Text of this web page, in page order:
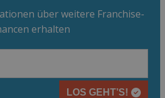
über weitere Franchise-
erhalten
LOS GEHT’S!